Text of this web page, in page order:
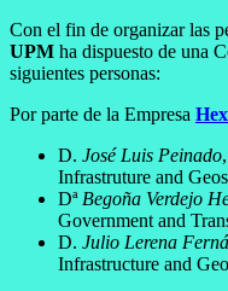
Con el fin de organizar las
UPM ha dispuesto de una
siguientes personas:
Por parte de la Empresa
D. José Luis Peinado
Infrastruture and
Dª Begoña Verdejo
Government and
D. Julio Lerena
Infrastructure and